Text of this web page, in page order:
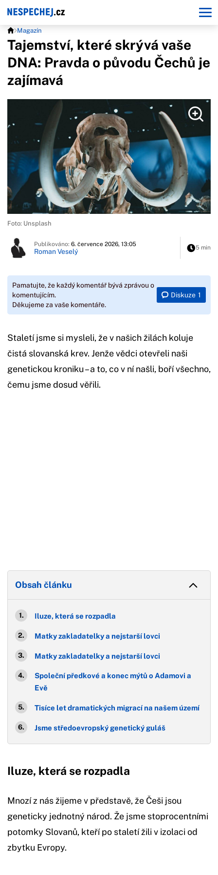
Magazín
Tajemství, které skrývá vaše
DNA: Pravda o původu Čechů je
zajímavá
Foto: Unsplash
Publikováno: 6. července 2026, 13:05
Roman Veselý 5 min
Pamatujte, že každý komentář bývá zprávou o
komentujícím.
Děkujeme za vaše komentáře.
Diskuze 1
Staletí jsme si mysleli, že v našich žilách koluje
čistá slovanská krev. Jenže vědci otevřeli naši
genetickou kroniku – a to, co v ní našli, boří všechno,
čemu jsme dosud věřili.
Obsah článku
Iluze, která se rozpadla
Matky zakladatelky a nejstarší lovci
Matky zakladatelky a nejstarší lovci
Společní předkové a konec mýtů o Adamovi a
Evě
Tisíce let dramatických migrací na našem území
Jsme středoevropský genetický guláš
Iluze, která se rozpadla
Mnozí z nás žijeme v představě, že Češi jsou
geneticky jednotný národ. Že jsme stoprocentními
potomky Slovanů, kteří po staletí žili v izolaci od
zbytku Evropy.